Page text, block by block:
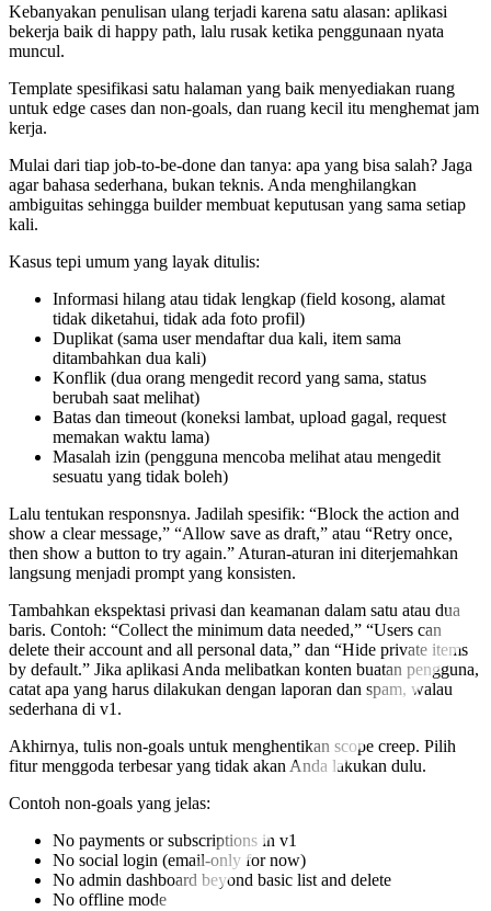
Kebanyakan penulisan ulang terjadi karena satu alasan: aplikasi
bekerja baik di happy path, lalu rusak ketika penggunaan nyata
muncul.
Template spesifikasi satu halaman yang baik menyediakan ruang
untuk edge cases dan non-goals, dan ruang kecil itu menghemat jam
kerja.
Mulai dari tiap job-to-be-done dan tanya: apa yang bisa salah? Jaga
agar bahasa sederhana, bukan teknis. Anda menghilangkan
ambiguitas sehingga builder membuat keputusan yang sama setiap
kali.
Kasus tepi umum yang layak ditulis:
Informasi hilang atau tidak lengkap (field kosong, alamat
tidak diketahui, tidak ada foto profil)
Duplikat (sama user mendaftar dua kali, item sama
ditambahkan dua kali)
Konflik (dua orang mengedit record yang sama, status
berubah saat melihat)
Batas dan timeout (koneksi lambat, upload gagal, request
memakan waktu lama)
Masalah izin (pengguna mencoba melihat atau mengedit
sesuatu yang tidak boleh)
Lalu tentukan responsnya. Jadilah spesifik: “Block the action and
show a clear message,” “Allow save as draft,” atau “Retry once,
then show a button to try again.” Aturan-aturan ini diterjemahkan
langsung menjadi prompt yang konsisten.
Tambahkan ekspektasi privasi dan keamanan dalam satu atau dua
baris. Contoh: “Collect the minimum data needed,” “Users can
delete their account and all personal data,” dan “Hide private items
by default.” Jika aplikasi Anda melibatkan konten buatan pengguna,
catat apa yang harus dilakukan dengan laporan dan spam, walau
sederhana di v1.
Akhirnya, tulis non-goals untuk menghentikan scope creep. Pilih
fitur menggoda terbesar yang tidak akan Anda lakukan dulu.
Contoh non-goals yang jelas:
No payments or subscriptions in v1
No social login (email-only for now)
No admin dashboard beyond basic list and delete
No offline mode